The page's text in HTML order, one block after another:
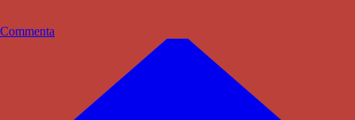
Commenta